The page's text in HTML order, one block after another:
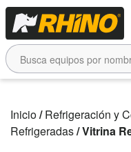
Inicio/Refrigeración y
Refrigeradas/ Vitrina